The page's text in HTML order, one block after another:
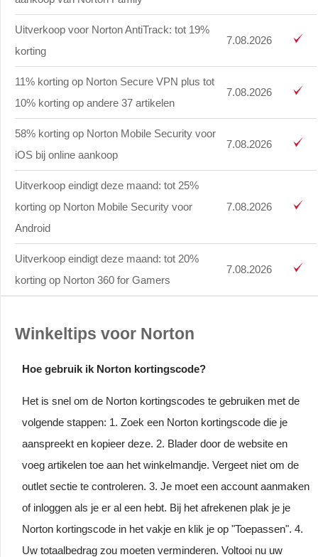
Uitverkoop voor Norton AntiTrack: tot 19%
korting
7.08.2026
11% korting op Norton Secure VPN plus tot
10% korting op andere 37 artikelen
7.08.2026
58% korting op Norton Mobile Security voor
iOS bij online aankoop
7.08.2026
Uitverkoop eindigt deze maand: tot 25%
korting op Norton Mobile Security voor
Android
7.08.2026
Uitverkoop eindigt deze maand: tot 20%
korting op Norton 360 for Gamers
7.08.2026
Winkeltips voor Norton
Hoe gebruik ik Norton kortingscode?
Het is snel om de Norton kortingscodes te gebruiken met de
volgende stappen: 1. Zoek een Norton kortingscode die je
aanspreekt en kopieer deze. 2. Blader door de website en
voeg artikelen toe aan het winkelmandje. Vergeet niet om de
outlet sectie te controleren. 3. Je moet een account aanmaken
of inloggen als je er al een hebt. Bij het afrekenen plak je je
Norton kortingscode in het vakje en klik je op "Toepassen". 4.
Uw totaalbedrag zou moeten verminderen. Voltooi nu uw